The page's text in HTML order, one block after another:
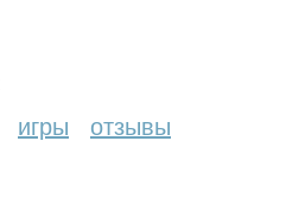
игры отзывы